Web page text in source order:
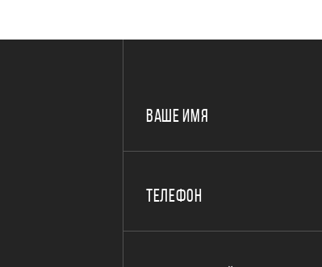
ВАШЕ ИМЯ
ТЕЛЕФОН